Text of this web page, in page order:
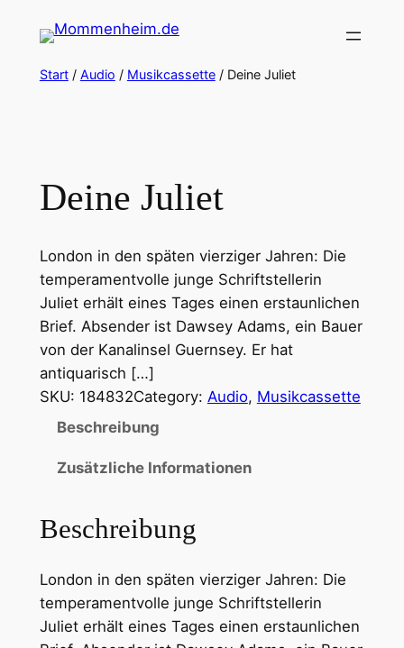
Inhalt
springen
Start/ Audio / Musikcassette/ Deine Juliet
Deine Juliet
London in den späten vierziger Jahren: Die
temperamentvolle junge Schriftstellerin
Juliet erhält eines Tages einen erstaunlichen
Brief. Absender ist Dawsey Adams, ein Bauer
von der Kanalinsel Guernsey. Er hat
antiquarisch […]
SKU: 184832Category: Audio, Musikcassette
Beschreibung
Zusätzliche Informationen
Beschreibung
London in den späten vierziger Jahren: Die
temperamentvolle junge Schriftstellerin
Juliet erhält eines Tages einen erstaunlichen